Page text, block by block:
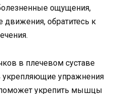
ощущения,
движения, обратитесь к
в плечевом суставе
укрепляющие упражнения
поможет укрепить мышцы